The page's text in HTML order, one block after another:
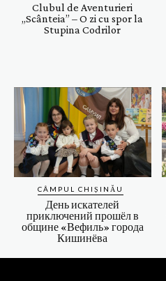
Clubul de Aventurieri
„Scânteia” – O zi cu spor la
Stupina Codrilor
CÂMPUL CHIȘINĂU
День искателей
приключений прошёл в
общине «Вефиль» города
Кишинёва